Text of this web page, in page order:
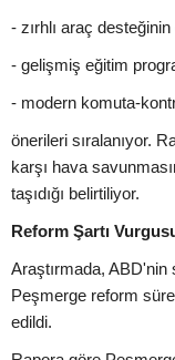
- zırhlı araç
- gelişmiş eğitim
- modern komuta-
önerileri sıralanıyor.
karşı hava
taşıdığı belirtiliyor.
Reform Şartı
Araştırmada, ABD'nin
Peşmerge reform
edildi.